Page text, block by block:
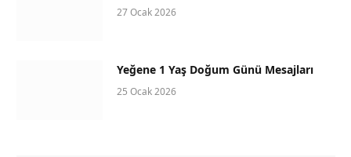
27 Ocak 2026
Yeğene 1 Yaş Doğum Günü Mesajları
25 Ocak 2026